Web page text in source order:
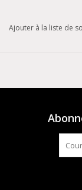
Ajouter à la liste de